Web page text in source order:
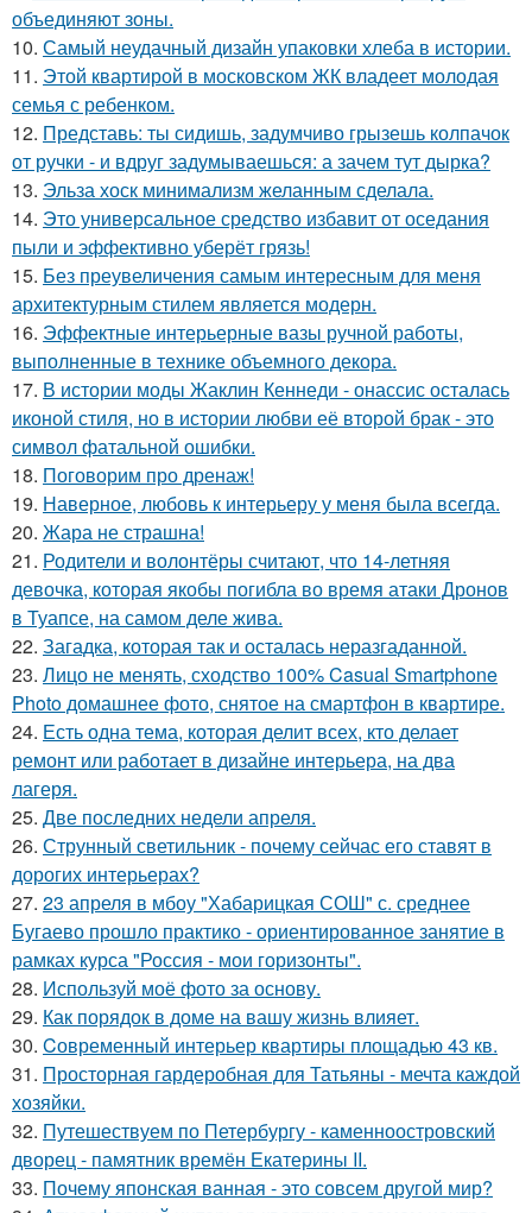
объединяют зоны.
10. Самый неудачный дизайн упаковки хлеба в истории.
11. Этой квартирой в московском ЖК владеет молодая
семья с ребенком.
12. Представь: ты сидишь, задумчиво грызешь колпачок
от ручки - и вдруг задумываешься: а зачем тут дырка?
13. Эльза хоск минимализм желанным сделала.
14. Это универсальное средство избавит от оседания
пыли и эффективно уберёт грязь!
15. Без преувеличения самым интересным для меня
архитектурным стилем является модерн.
16. Эффектные интерьерные вазы ручной работы,
выполненные в технике объемного декора.
17. В истории моды Жаклин Кеннеди - онассис осталась
иконой стиля, но в истории любви её второй брак - это
символ фатальной ошибки.
18. Поговорим про дренаж!
19. Наверное, любовь к интерьеру у меня была всегда.
20. Жара не страшна!
21. Родители и волонтёры считают, что 14-летняя
девочка, которая якобы погибла во время атаки Дронов
в Туапсе, на самом деле жива.
22. Загадка, которая так и осталась неразгаданной.
23. Лицо не менять, сходство 100% Casual Smartphone
Photo домашнее фото, снятое на смартфон в квартире.
24. Есть одна тема, которая делит всех, кто делает
ремонт или работает в дизайне интерьера, на два
лагеря.
25. Две последних недели апреля.
26. Струнный светильник - почему сейчас его ставят в
дорогих интерьерах?
27. 23 апреля в мбоу "Хабарицкая СОШ" с. среднее
Бугаево прошло практико - ориентированное занятие в
рамках курса "Россия - мои горизонты".
28. Используй моё фото за основу.
29. Как порядок в доме на вашу жизнь влияет.
30. Cовременный интерьер квартиры площадью 43 кв.
31. Просторная гардеробная для Татьяны - мечта каждой
хозяйки.
32. Путешествуем по Петербургу - каменноостровский
дворец - памятник времён Екатерины II.
33. Почему японская ванная - это совсем другой мир?